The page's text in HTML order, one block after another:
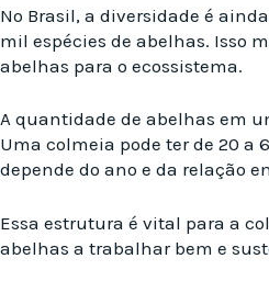
No Brasil, a diversidade é
mil espécies de abelhas. Isso
abelhas para o ecossistema.
A quantidade de abelhas em
Uma colmeia pode ter de 20 a
depende do ano e da relação
Essa estrutura é vital para a
abelhas a trabalhar bem e